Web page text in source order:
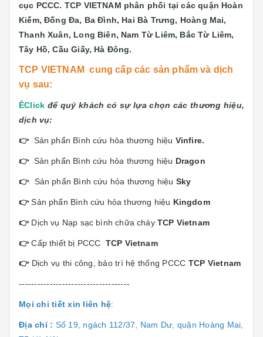
cục PCCC. TCP VIETNAM phân phối tại các quận Hoàn
Kiếm, Đống Đa, Ba Đình, Hai Bà Trưng, Hoàng Mai,
Thanh Xuân, Long Biên, Nam Từ Liêm, Bắc Từ Liêm,
Tây Hồ, Cầu Giấy, Hà Đông.
TCP VIETNAM cung cấp các sản phẩm và dịch
vụ sau:
ÊClick để quý khách có sự lựa chọn các thương hiệu,
dịch vụ:
👉 Sản phẩn Bình cứu hỏa thương hiệu Vinfire.
👉 Sản phẩn Bình cứu hỏa thương hiệu Dragon
👉 Sản phẩn Bình cứu hỏa thương hiệu Sky
👉Sản phẩn Bình cứu hỏa thương hiệu Kingdom
👉 Dịch vụ Nạp sạc bình chữa cháy TCP Vietnam
👉Cấp thiết bị PCCC TCP Vietnam
👉 Dịch vụ thi công, bảo trì hệ thống PCCC TCP Vietnam
------------------------------------
Mọi chi tiết xin liên hệ:
Địa chỉ : Số 19, ngách 112/37, Nam Dư, quận Hoàng Mai,